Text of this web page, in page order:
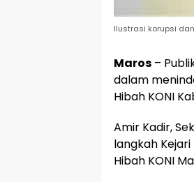
Ilustrasi korupsi
Maros –
dalam
Hibah KONI
Amir Kadir,
langkah
Hibah KONI